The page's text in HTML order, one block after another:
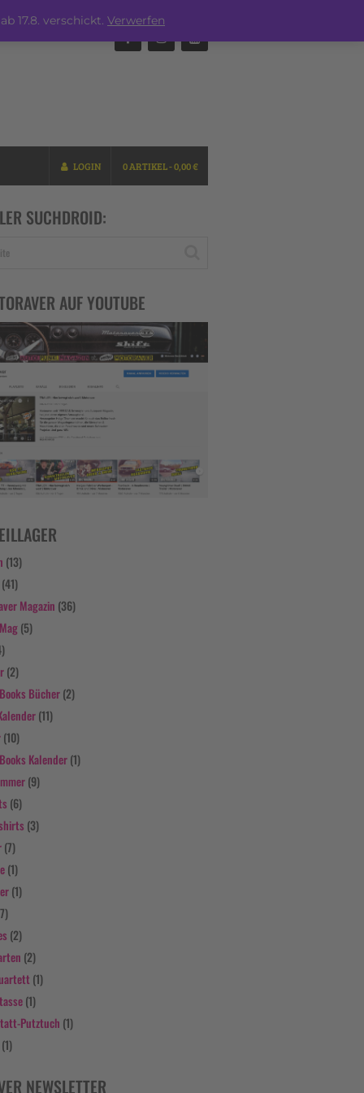
LOGIN 0 ARTIKEL -0,00€
SUCHDROID:
AUF YOUTUBE
(13)
(41)
Magazin (36)
(5)
(2)
Bücher(2)
(11)
(10)
Kalender(1)
(9)
(6)
(3)
(7)
(1)
(1)
(2)
(2)
(1)
(1)
Putztuch (1)
(1)
NEWSLETTER
17.8. verschickt. Verwerfen